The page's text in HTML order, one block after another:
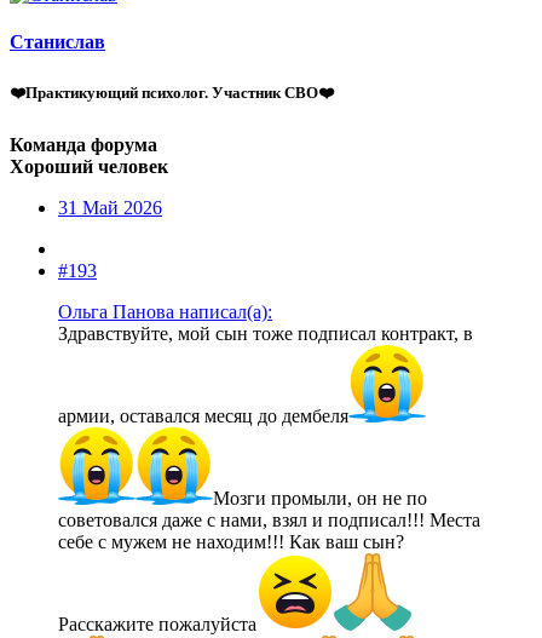
Станислав
❤️Практикующий психолог. Участник СВО❤️
Команда форума
Хороший человек
31 Май 2026
#193
Ольга Панова написал(а):
Здравствуйте, мой сын тоже подписал контракт, в
армии, оставался месяц до дембеля
Мозги промыли, он не по
советовался даже с нами, взял и подписал!!! Места
себе с мужем не находим!!! Как ваш сын?
Расскажите пожалуйста